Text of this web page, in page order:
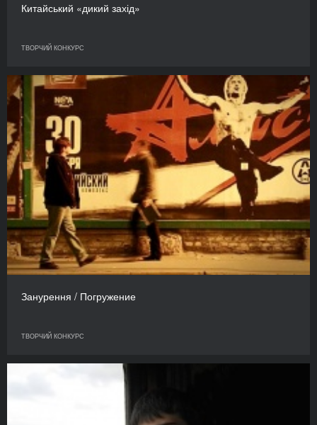
Китайський «дикий захід»
ТВОРЧИЙ КОНКУРС
Занурення / Погружение
ТВОРЧИЙ КОНКУРС